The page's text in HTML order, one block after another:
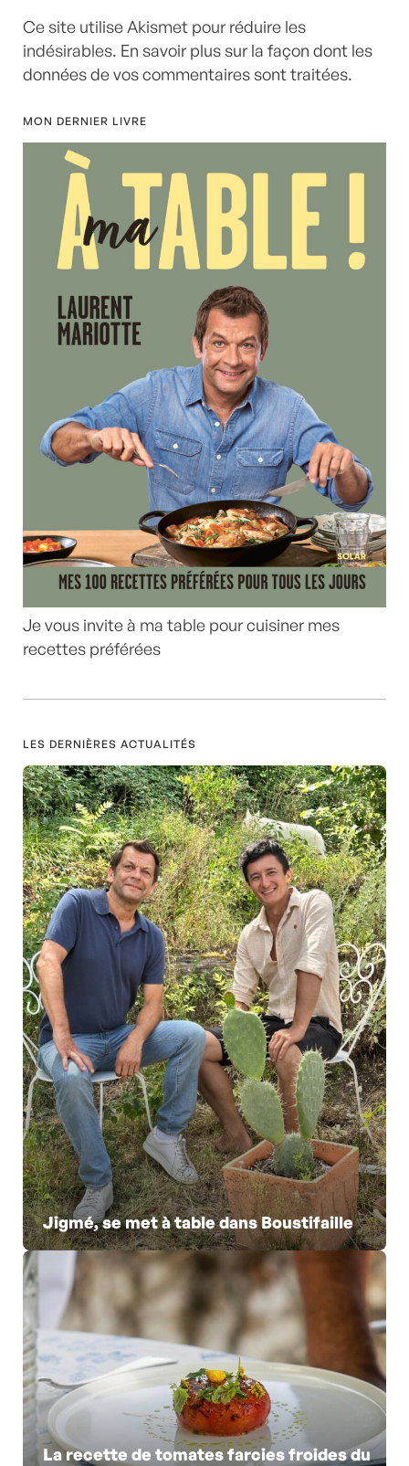
Ce site utilise Akismet pour réduire les
indésirables. En savoir plus sur la façon dont les
données de vos commentaires sont traitées.
MON DERNIER LIVRE
Je vous invite à ma table pour cuisiner mes
recettes préférées
LES DERNIÈRES ACTUALITÉS
Jigmé, se met à table dans Boustifaille
La recette de tomates farcies froides du